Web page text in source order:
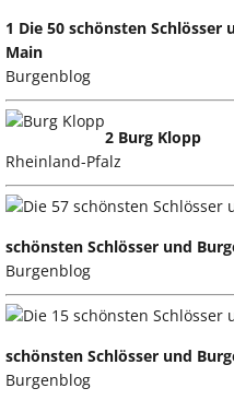
1 Die 50 schönsten
Main
Burgenblog
2 Burg Klopp
Rheinland-Pfalz
schönsten Schlösser und
Burgenblog
schönsten Schlösser und
Burgenblog